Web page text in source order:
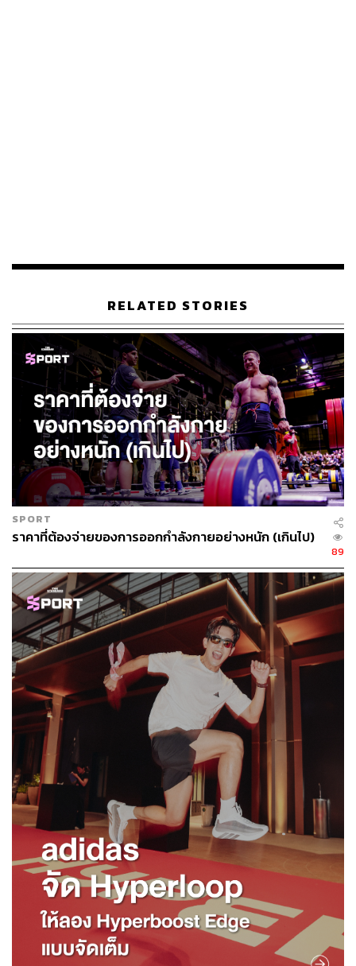
moment เพื่อเฉลิมฉลองครบรอบ 14 ปีของ Lazada ต่อด้วย
ร่างกาย ที่แอบใบ้ว่าต้องเตรียมชุดว่ายน้ำหรือชุดเปลี่ยนมา
ด้วยสำหรับกิจกรรมแช่อซ์บาธหรือสปา และปิดท้ายด้วยปาร์ตี้
แบบไร้แอลกอฮอล์ที่ให้คุณสนุกได้แบบเฮลตี้ พร้อมลุ้นรางวัล
ใหญ่
ใครที่มีสิทธิ์ในมือแล้ว เตรียมรองเท้าคู่ใจมาให้พร้อม ส่วน
ใครที่มาไวเตรียมรับเสื้อวิ่งแจกฟรี แล้วมาสร้าง
ประวัติศาสตร์หน้าใหม่ไปด้วยกัน
Open:ลงทะเบียน 05.30-15.00 น. / เริ่มวิ่ง 05.45 น.
When:วันอาทิตย์ที่ 22 มีนาคม 2569
Where:
More Info: LazadaTH
Route 007 MEAW SONG
RELATED STORIES
SPORT
ราคาที่ต้องจ่ายของการออกกำลังกายอย่างหนัก (เกินไป)
89